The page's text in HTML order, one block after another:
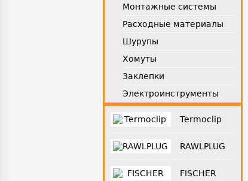
Монтажные системы
Расходные материалы
Шурупы
Хомуты
Заклепки
Электроинструменты
Termoclip
RAWLPLUG
FISCHER